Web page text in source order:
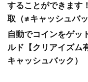
することができます
取（≠キャッシュバッ
自動でコインをゲッ
ルド【クリアイズム
キャッシュバック）